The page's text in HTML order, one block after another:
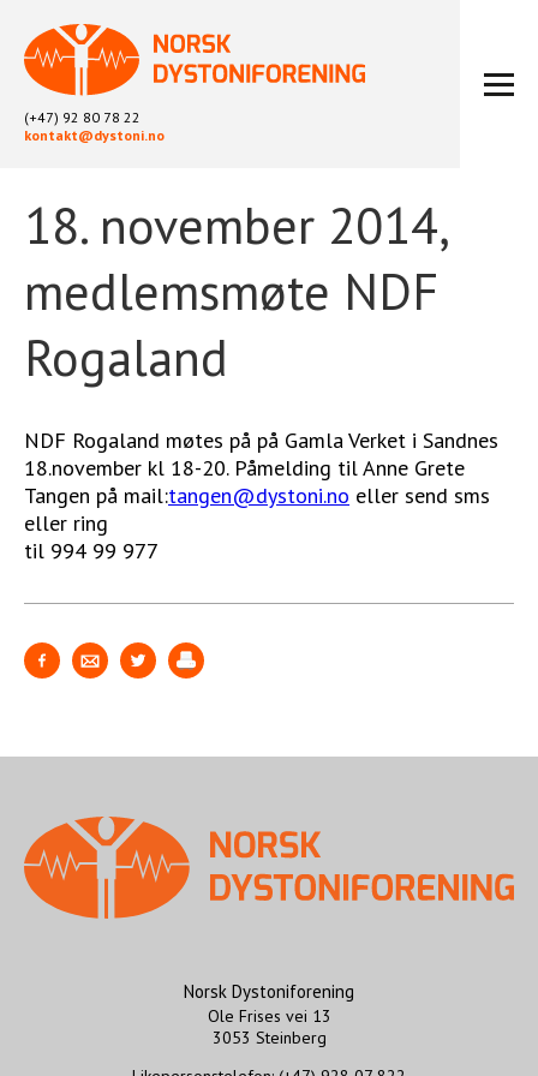
(+47) 92 80 78 22
kontakt@dystoni.no
HJEM
LOKALLAG
OM OSS
BLI MEDLEM
KALENDER
ARKIV
FYSIOTERAPI
18. november 2014,
medlemsmøte NDF
Rogaland
NDF Rogaland møtes på på Gamla Verket i Sandnes
18.november kl 18-20. Påmelding til Anne Grete
Tangen på mail:tangen@dystoni.no eller send sms
eller ring
til 994 99 977
Norsk Dystoniforening
Ole Frises vei 13
3053 Steinberg